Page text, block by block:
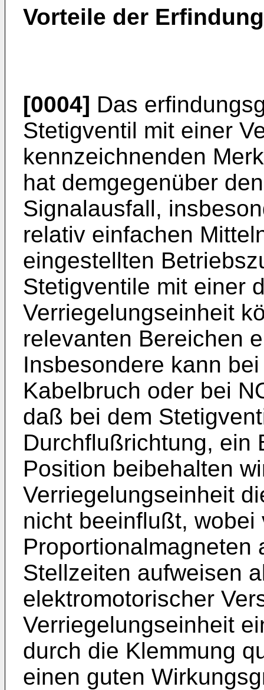
Vorteile der Erfindung
[0004] Das
Stetigventil mit einer
kennzeichnenden
hat demgegenüber
Signalausfall,
relativ einfachen
eingestellten
Stetigventile mit einer
Verriegelungseinheit
relevanten Bereichen
Insbesondere kann
Kabelbruch oder bei
daß bei dem
Durchflußrichtung, ein
Position beibehalten
Verriegelungseinheit
nicht beeinflußt, wobei
Proportionalmagneten
Stellzeiten aufweisen
elektromotorischer
Verriegelungseinheit
durch die Klemmung
einen guten